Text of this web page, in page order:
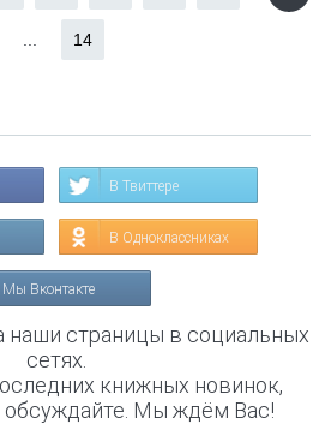
14
В Твиттере
В Одноклассниках
Мы Вконтакте
наши страницы в социальных
сетях.
книжных новинок,
обсуждайте. Мы ждём Вас!